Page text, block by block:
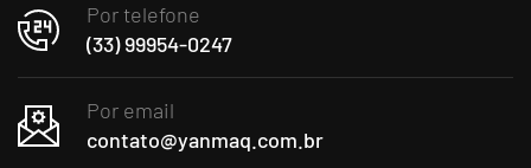
Por telefone
(33) 99954-0247
Por email
contato@yanmaq.com.br